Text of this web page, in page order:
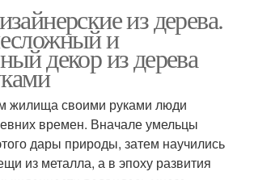
из дерева.
и
декор из дерева
жилища своими руками люди
времен. Вначале умельцы
дары природы, затем научились
из металла, а в эпоху развития